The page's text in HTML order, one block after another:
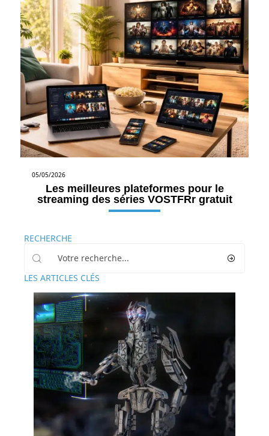
05/05/2026
Les meilleures plateformes pour le
streaming des séries VOSTFRr gratuit
RECHERCHE
LES ARTICLES CLÉS